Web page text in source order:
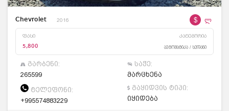
Chevrolet 2016 $ ლ
ფასი კატეგორია
5,800 ავტომატიკა / სედანი
გარბენი:
265599
საჭე:
მარცხენა
ტელეფონი:
+995574883229
გაყიდვის ტიპი:
იყიდება